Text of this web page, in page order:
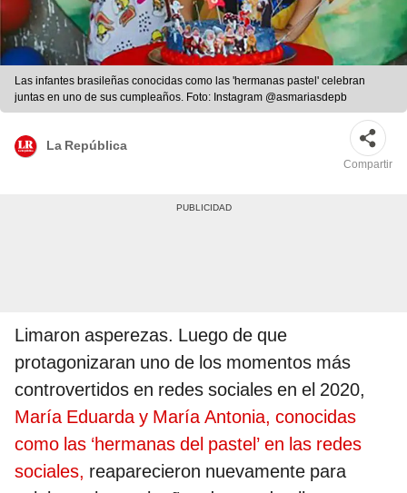
Las infantes brasileñas conocidas como las 'hermanas pastel' celebran
juntas en uno de sus cumpleaños. Foto: Instagram @asmariasdepb
La República
Compartir
Limaron asperezas. Luego de que
protagonizaran uno de los momentos más
controvertidos en redes sociales en el 2020,
María Eduarda y María Antonia, conocidas
como las ‘hermanas del pastel’ en las redes
sociales, reaparecieron nuevamente para